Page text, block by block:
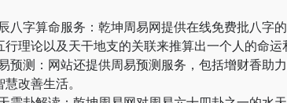
八字算命服务：乾坤周易网提供在线免费批八字
行理论以及天干地支的关联来推算出一个人的命运
预测：网站还提供周易预测服务，包括增财香助
改善生活。